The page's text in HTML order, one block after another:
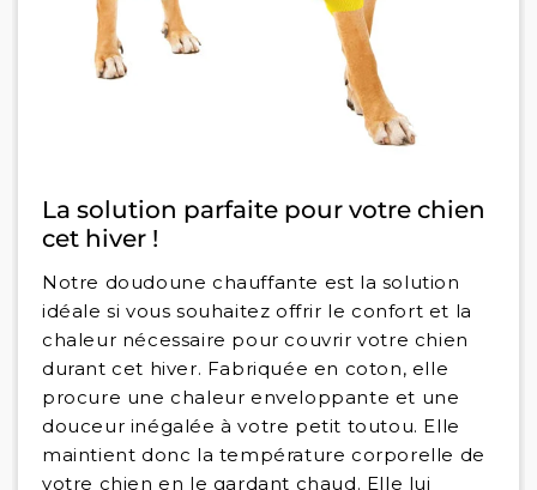
La solution parfaite pour votre chien
cet hiver !
Notre doudoune chauffante est la solution
idéale si vous souhaitez offrir le confort et la
chaleur nécessaire pour couvrir votre chien
durant cet hiver. Fabriquée en coton, elle
procure une chaleur enveloppante et une
douceur inégalée à votre petit toutou. Elle
maintient donc la température corporelle de
votre chien en le gardant chaud. Elle lui